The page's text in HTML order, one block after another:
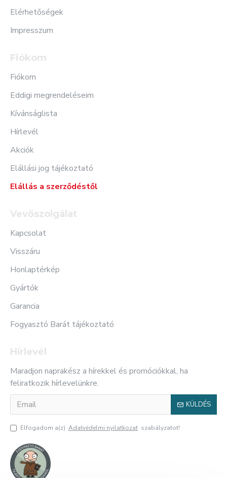
Elérhetőségek
Impresszum
Fiókom
Fiókom
Eddigi megrendeléseim
Kívánságlista
Hírlevél
Akciók
Elállási jog tájékoztató
Elállás a szerződéstől
Vevőszolgálat
Kapcsolat
Visszáru
Honlaptérkép
Gyártók
Garancia
Fogyasztó Barát tájékoztató
Hírlevél
Maradjon naprakész a hírekkel és promóciókkal, ha
feliratkozik hírlevelünkre.
KÜLDÉS
Elfogadom a(z) Adatvédelmi nyilatkozat szabályzatot!